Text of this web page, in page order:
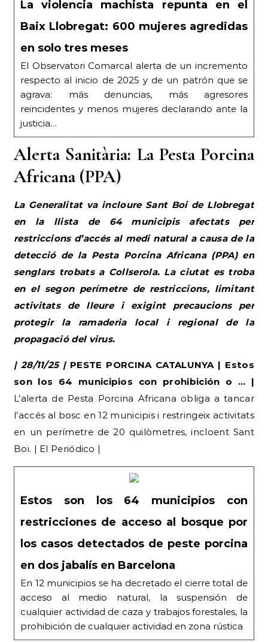
La violencia machista repunta en el
Baix Llobregat: 600 mujeres agredidas
en solo tres meses
El Observatori Comarcal alerta de un incremento
respecto al inicio de 2025 y de un patrón que se
agrava: más denuncias, más agresores
reincidentes y menos mujeres declarando ante la
justicia…
Alerta Sanitària: La Pesta Porcina
Africana (PPA)
La Generalitat va incloure Sant Boi de Llobregat
en la llista de 64 municipis afectats per
restriccions d’accés al medi natural a causa de la
detecció de la Pesta Porcina Africana (PPA) en
senglars trobats a Collserola. La ciutat es troba
en el segon perímetre de restriccions, limitant
activitats de lleure i exigint precaucions per
protegir la ramaderia local i regional de la
propagació del virus.
| 28/11/25 |PESTE PORCINA CATALUNYA | Estos
son los 64 municipios con prohibición o … |
L’alerta de Pesta Porcina Africana obliga a tancar
l’accés al bosc en 12 municipis i restringeix activitats
en un perímetre de 20 quilòmetres, incloent Sant
Boi. | El Periódico |
Estos son los 64 municipios con
restricciones de acceso al bosque por
los casos detectados de peste porcina
en dos jabalís en Barcelona
En 12 municipios se ha decretado el cierre total de
acceso al medio natural, la suspensión de
cualquier actividad de caza y trabajos forestales, la
prohibición de cualquier actividad en zona rústica